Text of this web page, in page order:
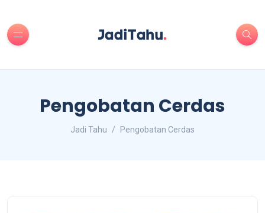
Pengobatan Cerdas
Jadi Tahu Pengobatan Cerdas